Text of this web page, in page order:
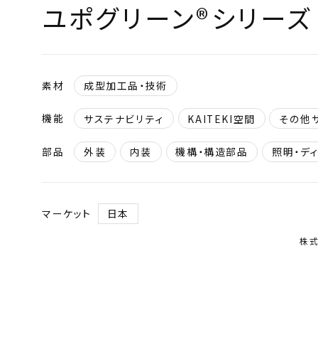
ユポグリーン®シリーズ
素材 成型加工品・技術
機能 サステナビリティ KAITEKI空間 その他
部品 外装 内装 機構・構造部品 照明・デ
マーケット 日本
株